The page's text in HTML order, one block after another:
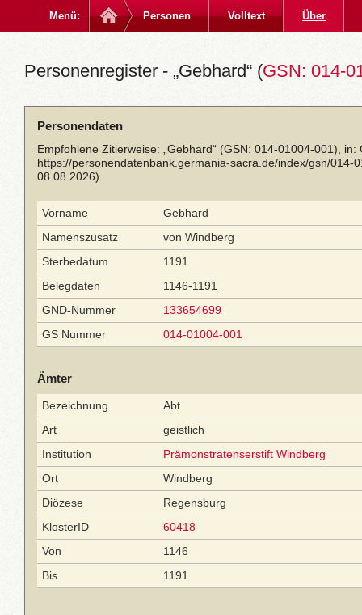
Menü: Personen Volltext Über
Personenregister - „Gebhard“ (GSN: 014-
Personendaten
Empfohlene Zitierweise: „Gebhard“ (GSN: 014-01004-001), in:
https://personendatenbank.germania-sacra.de/index/gsn/014-
08.08.2026).
Vorname
Gebhard
Namenszusatz
von Windberg
Sterbedatum
1191
Belegdaten
1146-1191
GND-Nummer
133654699
GS Nummer
014-01004-001
Ämter
Bezeichnung
Abt
Art
geistlich
Institution
Prämonstratenserstift Windberg
Ort
Windberg
Diözese
Regensburg
KlosterID
60418
Von
1146
Bis
1191